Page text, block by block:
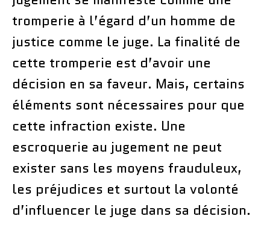
tromperie à l’égard d’un homme de
justice comme le juge. La finalité de
cette tromperie est d’avoir une
décision en sa faveur. Mais, certains
éléments sont nécessaires pour que
cette infraction existe. Une
escroquerie au jugement ne peut
exister sans les moyens frauduleux,
les préjudices et surtout la volonté
d’influencer le juge dans sa décision.